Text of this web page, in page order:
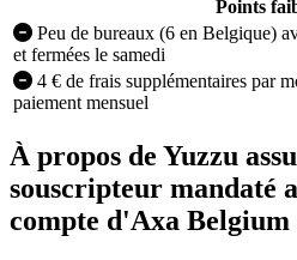
Points
Peu de bureaux (6 en Belgique)
et fermées le samedi
4 € de frais supplémentaires par
paiement mensuel
À propos de Yuzzu
souscripteur mandaté
compte d'Axa Belgium